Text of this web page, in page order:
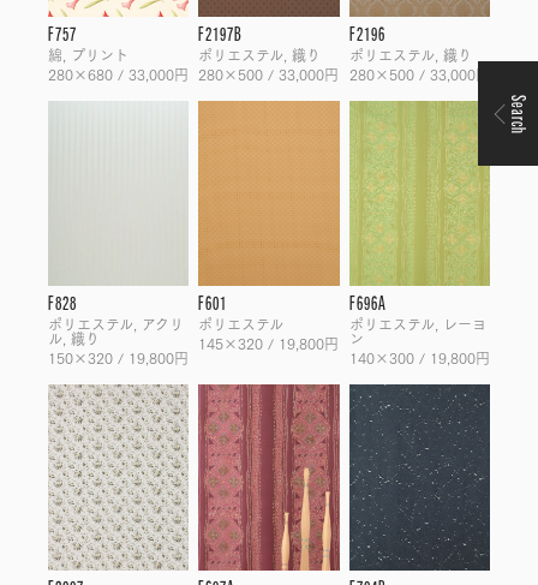
F757
綿, プリント
280×680 / 33,000円
F2197B
ポリエステル, 織り
280×500 / 33,000円
F2196
ポリエステル, 織り
280×500 / 33,000円
F828
ポリエステル, アクリ
ル, 織り
150×320 / 19,800円
F601
ポリエステル
145×320 / 19,800円
F696A
ポリエステル, レーヨ
ン
140×300 / 19,800円
Search